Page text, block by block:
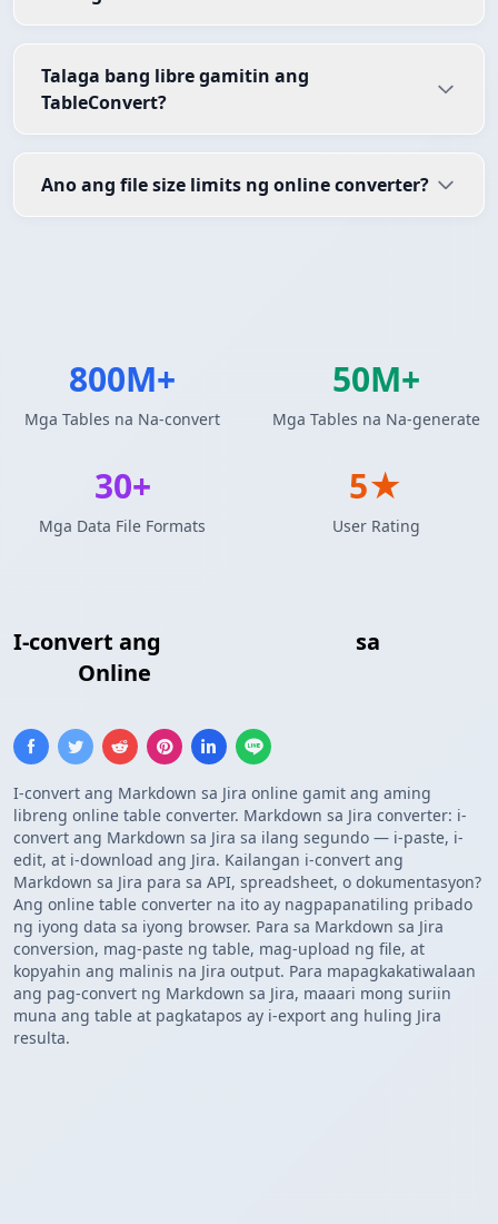
I-convert ang sa
Online
I-convert ang Markdown sa Jira online gamit ang aming
libreng online table converter. Markdown sa Jira converter: i-
convert ang Markdown sa Jira sa ilang segundo — i-paste, i-
edit, at i-download ang Jira. Kailangan i-convert ang
Markdown sa Jira para sa API, spreadsheet, o dokumentasyon?
Ang online table converter na ito ay nagpapanatiling pribado
ng iyong data sa iyong browser. Para sa Markdown sa Jira
conversion, mag-paste ng table, mag-upload ng file, at
kopyahin ang malinis na Jira output. Para mapagkakatiwalaan
ang pag-convert ng Markdown sa Jira, maaari mong suriin
muna ang table at pagkatapos ay i-export ang huling Jira
resulta.
Talaga bang libre gamitin ang
TableConvert?
Ano ang file size limits ng online converter?
800M+
Mga Tables na Na-convert
50M+
Mga Tables na Na-generate
30+
Mga Data File Formats
5★
User Rating